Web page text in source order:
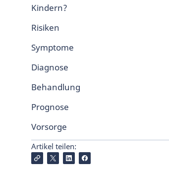
Kindern?
Risiken
Symptome
Diagnose
Behandlung
Prognose
Vorsorge
Artikel teilen: